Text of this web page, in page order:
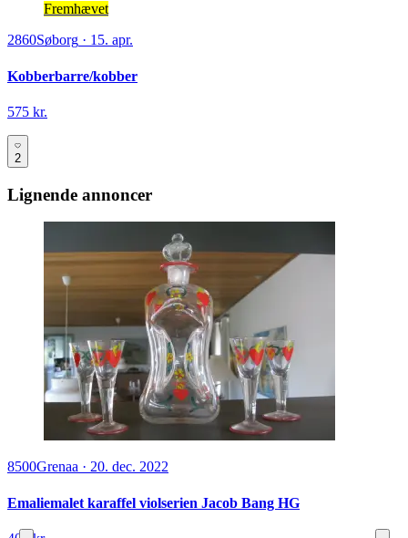
Fremhævet
2860Søborg · 15. apr.
Kobberbarre/kobber
575 kr.
2
Lignende annoncer
8500Grenaa · 20. dec. 2022
Emaliemalet karaffel violserien Jacob Bang HG